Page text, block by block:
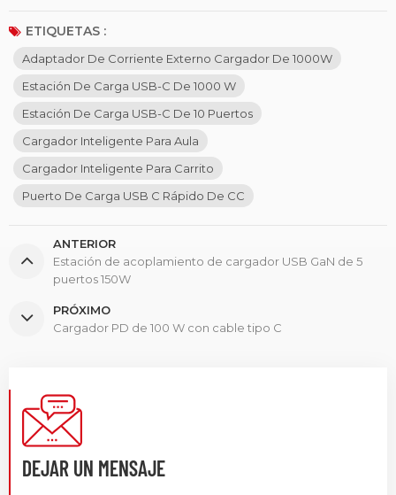
ETIQUETAS :
Adaptador De Corriente Externo Cargador De 1000W
Estación De Carga USB-C De 1000 W
Estación De Carga USB-C De 10 Puertos
Cargador Inteligente Para Aula
Cargador Inteligente Para Carrito
Puerto De Carga USB C Rápido De CC
ANTERIOR
Estación de acoplamiento de cargador USB GaN de 5
puertos 150W
PRÓXIMO
Cargador PD de 100 W con cable tipo C
DEJAR UN MENSAJE